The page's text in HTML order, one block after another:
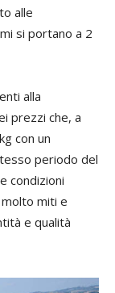
alle
si portano a 2
alla
prezzi che, a
con un
periodo del
condizioni
miti e
e qualità